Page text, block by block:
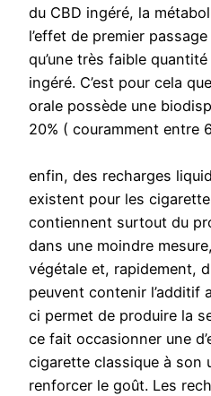
du CBD ingéré, la
l’effet de premier
qu’une très faible
ingéré. C’est pour cela
orale possède une
20% ( couramment entre
enfin, des recharges
existent pour les
contiennent surtout du
dans une moindre
végétale et, rapidement,
peuvent contenir l’additif
ci permet de produire la
ce fait occasionner une
cigarette classique à son
renforcer le goût. Les